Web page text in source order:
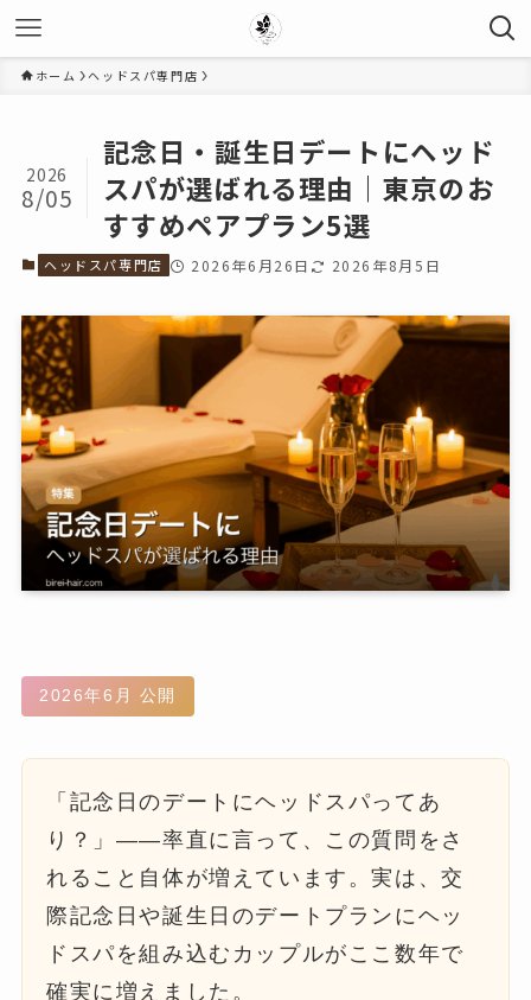
ホーム ヘッドスパ専門店
記念日・誕生日デートにヘッド
スパが選ばれる理由｜東京のお
すすめペアプラン5選
2026
8/05
ヘッドスパ専門店 2026年6月26日 2026年8月5日
2026年6月 公開
「記念日のデートにヘッドスパってあ
り？」——率直に言って、この質問をさ
れること自体が増えています。実は、交
際記念日や誕生日のデートプランにヘッ
ドスパを組み込むカップルがここ数年で
確実に増えました。